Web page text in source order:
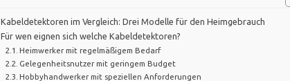
Kabeldetektoren im Vergleich: Drei Modelle für den Heimgebrauch
Für wen eignen sich welche Kabeldetektoren?
Heimwerker mit regelmäßigem Bedarf
Gelegenheitsnutzer mit geringem Budget
Hobbyhandwerker mit speziellen Anforderungen